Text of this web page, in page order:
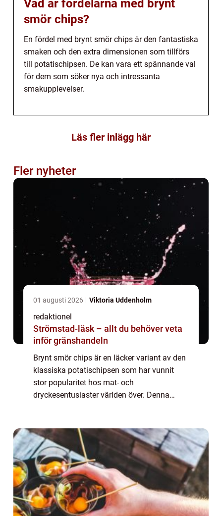
Vad är fördelarna med brynt
smör chips?
En fördel med brynt smör chips är den fantastiska
smaken och den extra dimensionen som tillförs
till potatischipsen. De kan vara ett spännande val
för dem som söker nya och intressanta
smakupplevelser.
Läs fler inlägg här
Fler nyheter
01 augusti 2026 Viktoria Uddenholm
redaktionel
Strömstad-läsk – allt du behöver veta
inför gränshandeln
Brynt smör chips är en läcker variant av den
klassiska potatischipsen som har vunnit
stor popularitet hos mat- och
dryckesentusiaster världen över. Denna
dessa smak...